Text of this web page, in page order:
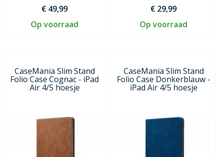
€ 49,99
Op voorraad
€ 29,99
Op voorraad
CaseMania Slim Stand
Folio Case Cognac - iPad
Air 4/5 hoesje
CaseMania Slim Stand
Folio Case Donkerblauw -
iPad Air 4/5 hoesje